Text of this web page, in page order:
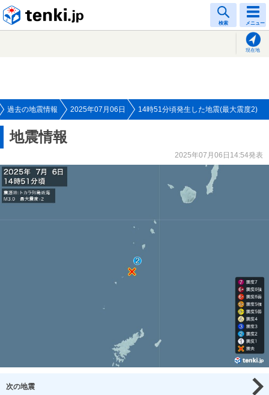
検索 メニュー
現在地
過去の地震情報 2025年07月06日 14時51分頃発生した地震(最大震度2)
地震情報
2025年07月06日14:54発表
次の地震